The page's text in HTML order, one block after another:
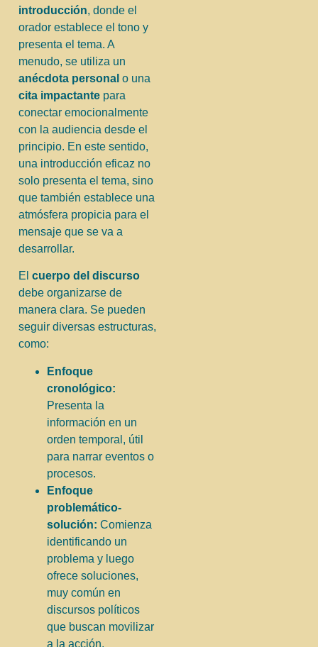
introducción, donde el
orador establece el tono y
presenta el tema. A
menudo, se utiliza un
anécdota personal o una
cita impactante para
conectar emocionalmente
con la audiencia desde el
principio. En este sentido,
una introducción eficaz no
solo presenta el tema, sino
que también establece una
atmósfera propicia para el
mensaje que se va a
desarrollar.
El cuerpo del discurso
debe organizarse de
manera clara. Se pueden
seguir diversas estructuras,
como:
Enfoque
cronológico:
Presenta la
información en un
orden temporal, útil
para narrar eventos o
procesos.
Enfoque
problemático-
solución: Comienza
identificando un
problema y luego
ofrece soluciones,
muy común en
discursos políticos
que buscan movilizar
a la acción.